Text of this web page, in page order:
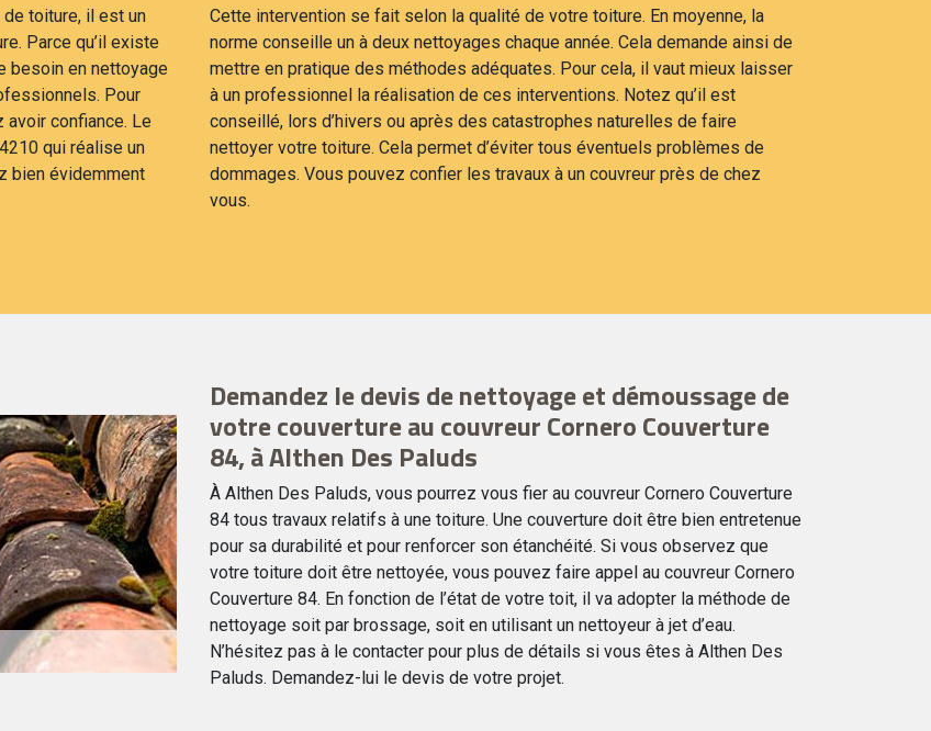
toiture, il est un
Parce qu’il existe
besoin en nettoyage
Pour
avoir confiance. Le
qui réalise un
bien évidemment
Cette intervention se fait selon la qualité de votre toiture. En moyenne, la
norme conseille un à deux nettoyages chaque année. Cela demande ainsi de
mettre en pratique des méthodes adéquates. Pour cela, il vaut mieux laisser
à un professionnel la réalisation de ces interventions. Notez qu’il est
conseillé, lors d’hivers ou après des catastrophes naturelles de faire
nettoyer votre toiture. Cela permet d’éviter tous éventuels problèmes de
dommages. Vous pouvez confier les travaux à un couvreur près de chez
vous.
Demandez le devis de nettoyage et démoussage de
votre couverture au couvreur Cornero Couverture
84, à Althen Des Paluds
À Althen Des Paluds, vous pourrez vous fier au couvreur Cornero Couverture
84 tous travaux relatifs à une toiture. Une couverture doit être bien entretenue
pour sa durabilité et pour renforcer son étanchéité. Si vous observez que
votre toiture doit être nettoyée, vous pouvez faire appel au couvreur Cornero
Couverture 84. En fonction de l’état de votre toit, il va adopter la méthode de
nettoyage soit par brossage, soit en utilisant un nettoyeur à jet d’eau.
N’hésitez pas à le contacter pour plus de détails si vous êtes à Althen Des
Paluds. Demandez-lui le devis de votre projet.